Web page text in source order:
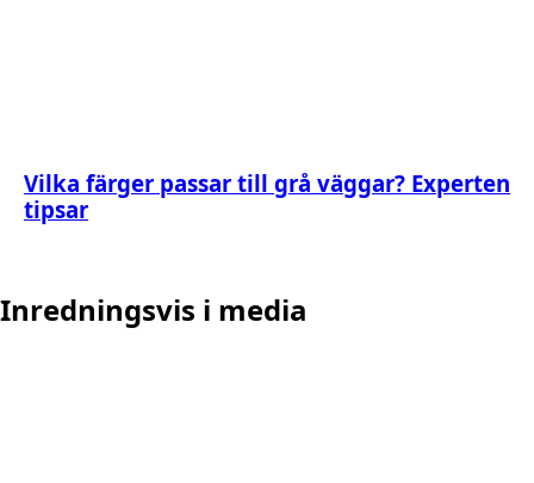
Vilka färger passar till grå väggar? Experten
tipsar
Inredningsvis i media